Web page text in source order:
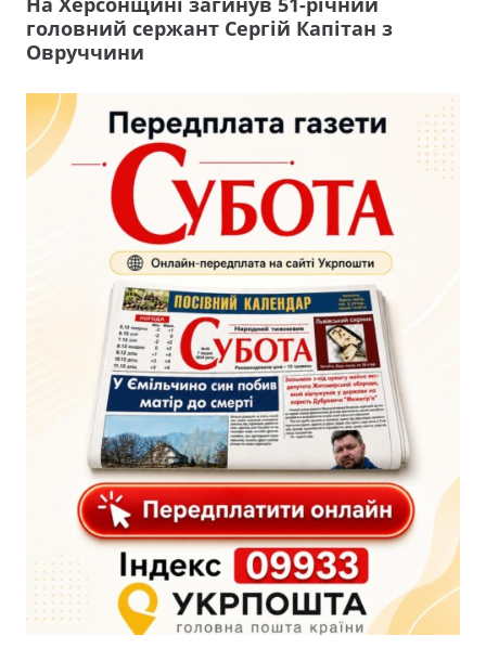
головний сержант Сергій Капітан з
Овруччини